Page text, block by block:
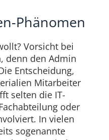
Phänomen
Vorsicht bei
denn den Admin
Entscheidung,
Mitarbeiter
selten die IT-
oder
In vielen
sogenannte